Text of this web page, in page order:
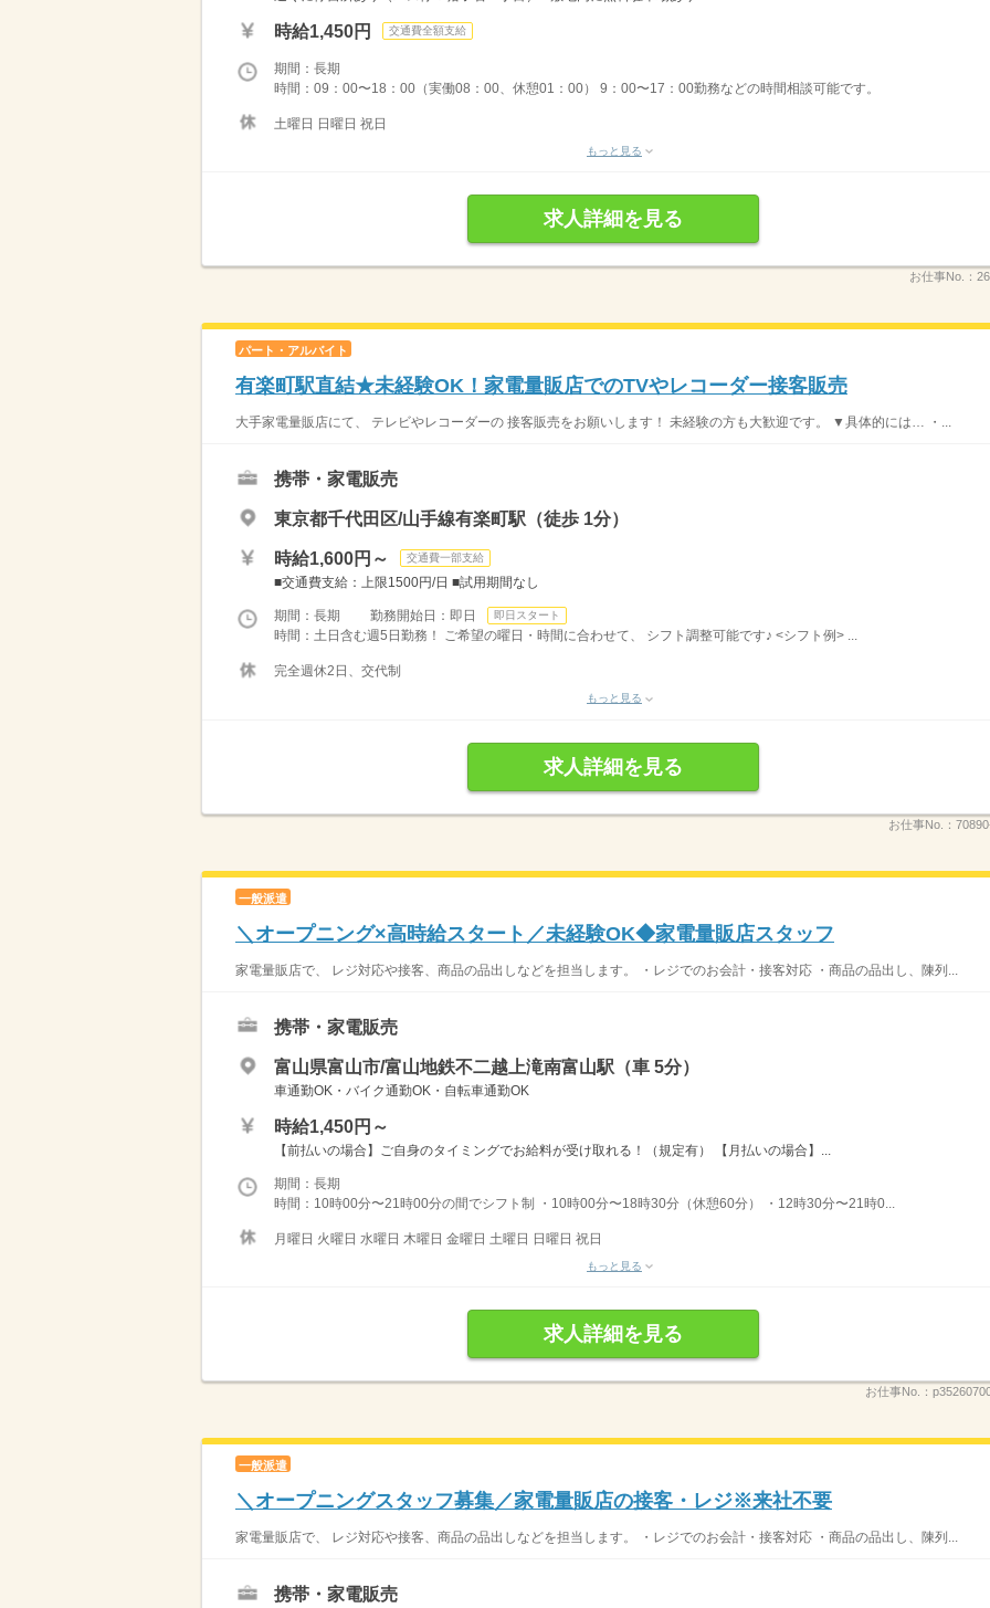
時給1,450円 交通費全額支給
期間：長期
時間：09：00〜18：00（実働08：00、休憩01：00） 9：00〜17：00勤務などの時間相談可能です。
土曜日 日曜日 祝日
もっと見る
求人詳細を見る
お仕事No.：
パート・アルバイト
有楽町駅直結★未経験OK！家電量販店でのTVやレコーダー接客販売
大手家電量販店にて、 テレビやレコーダーの 接客販売をお願いします！ 未経験の方も大歓迎です。 ▼具体的には… ・...
携帯・家電販売
東京都千代田区/山手線有楽町駅（徒歩 1分）
時給1,600円～ 交通費一部支給
■交通費支給：上限1500円/日 ■試用期間なし
期間：長期 勤務開始日：即日 即日スタート
時間：土日含む週5日勤務！ ご希望の曜日・時間に合わせて、 シフト調整可能です♪ <シフト例> ...
完全週休2日、交代制
もっと見る
求人詳細を見る
お仕事No.：
一般派遣
＼オープニング×高時給スタート／未経験OK◆家電量販店スタッフ
家電量販店で、 レジ対応や接客、商品の品出しなどを担当します。 ・レジでのお会計・接客対応 ・商品の品出し、陳列...
携帯・家電販売
富山県富山市/富山地鉄不二越上滝南富山駅（車 5分）
車通勤OK・バイク通勤OK・自転車通勤OK
時給1,450円～
【前払いの場合】ご自身のタイミングでお給料が受け取れる！（規定有） 【月払いの場合】...
期間：長期
時間：10時00分〜21時00分の間でシフト制 ・10時00分〜18時30分（休憩60分） ・12時30分〜21時0...
月曜日 火曜日 水曜日 木曜日 金曜日 土曜日 日曜日 祝日
もっと見る
求人詳細を見る
お仕事No.：
一般派遣
＼オープニングスタッフ募集／家電量販店の接客・レジ※来社不要
家電量販店で、 レジ対応や接客、商品の品出しなどを担当します。 ・レジでのお会計・接客対応 ・商品の品出し、陳列...
携帯・家電販売